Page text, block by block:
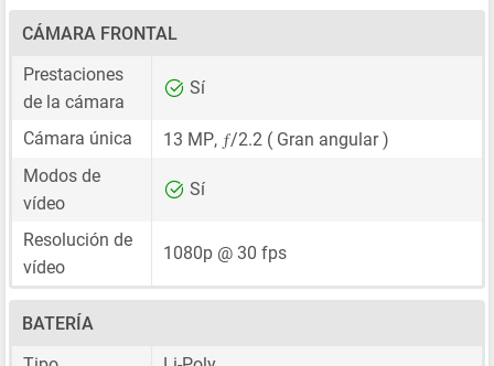
CÁMARA FRONTAL
Prestaciones
de la cámara
Sí
Cámara única 13 MP, ƒ/2.2 ( Gran angular )
Modos de
vídeo
Sí
Resolución de
vídeo
1080p @ 30 fps
BATERÍA